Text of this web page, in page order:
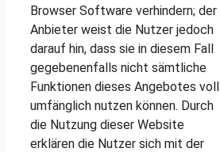
Browser Software verhindern; der
Anbieter weist die Nutzer jedoch
darauf hin, dass sie in diesem Fall
gegebenenfalls nicht sämtliche
Funktionen dieses Angebotes voll
umfänglich nutzen können. Durch
die Nutzung dieser Website
erklären die Nutzer sich mit der